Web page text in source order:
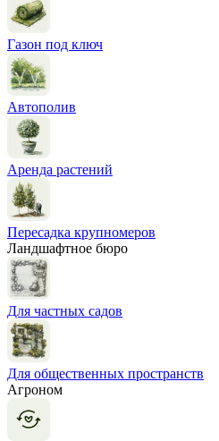
Газон под ключ
Автополив
Аренда растений
Пересадка крупномеров
Ландшафтное бюро
Для частных садов
Для общественных пространств
Агроном